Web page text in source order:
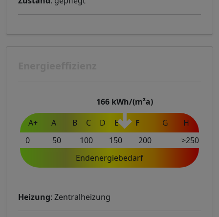
A+ A B C D E F G H
166 kWh/(m²a)
0 50 100 150 200
>250
Endenergiebedarf
Heizung: Zentralheizung